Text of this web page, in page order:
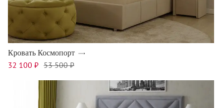
Кровать Космопорт
32 100 ₽ 53 500 ₽